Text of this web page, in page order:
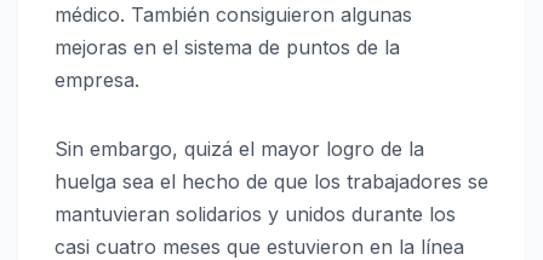
médico. También consiguieron algunas
mejoras en el sistema de puntos de la
empresa.
Sin embargo, quizá el mayor logro de la
huelga sea el hecho de que los trabajadores se
mantuvieran solidarios y unidos durante los
casi cuatro meses que estuvieron en la línea